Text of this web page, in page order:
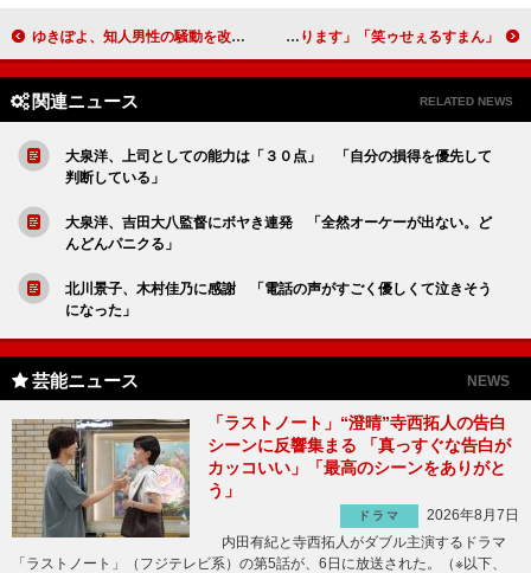
ゆきぽよ、知人男性の騒動を改めて謝罪 「このお仕事で恩返しをしていけたら」 「笑ゥせぇるすまん」ＴＨＥ ＳＴＡＧＥ開幕 佐藤流司「えも言われぬ多幸感を味わうことになります」
関連ニュース RELATED NEWS
大泉洋、上司としての能力は「３０点」 「自分の損得を優先して
判断している」
大泉洋、吉田大八監督にボヤき連発 「全然オーケーが出ない。ど
んどんパニクる」
北川景子、木村佳乃に感謝 「電話の声がすごく優しくて泣きそう
になった」
芸能ニュース NEWS
「ラストノート」“澄晴”寺西拓人の告白
シーンに反響集まる 「真っすぐな告白が
カッコいい」「最高のシーンをありがと
う」
ドラマ
2026年8月7日
内田有紀と寺西拓人がダブル主演するドラマ
「ラストノート」（フジテレビ系）の第5話が、6日に放送された。（※以下、